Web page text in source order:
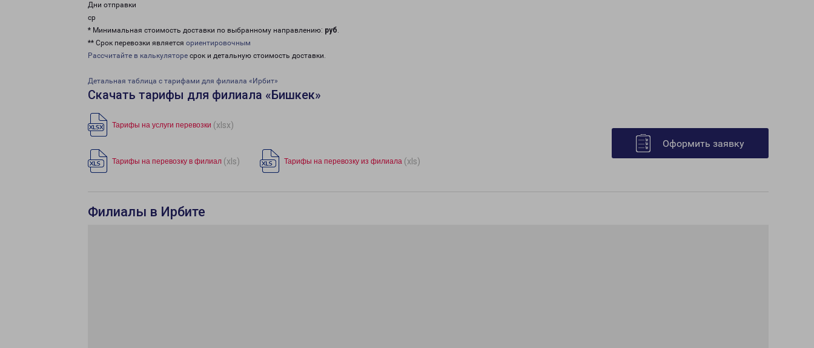
Дни отправки
ср
* Минимальная стоимость доставки по выбранному направлению: руб.
** Срок перевозки является ориентировочным
Рассчитайте в калькуляторе срок и детальную стоимость доставки.
Детальная таблица с тарифами для филиала «Ирбит»
Скачать тарифы для филиала «Бишкек»
Тарифы на услуги перевозки (xlsx)
Тарифы на перевозку в филиал (xls) Тарифы на перевозку из филиала (xls)
Оформить заявку
Филиалы в Ирбите